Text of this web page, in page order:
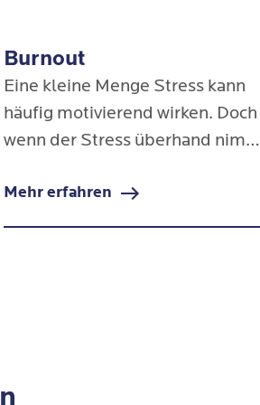
Burnout
Eine kleine Menge Stress kann
häufig motivierend wirken. Doch
wenn der Stress überhand nimmt
brennt man schnell aus - und
plötzlich heißt das Problem
Mehr erfahren